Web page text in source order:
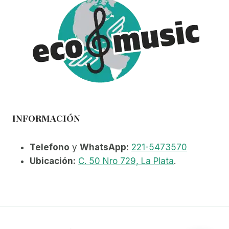
INFORMACIÓN
Telefono y WhatsApp: 221-5473570
Ubicación: C. 50 Nro 729, La Plata.